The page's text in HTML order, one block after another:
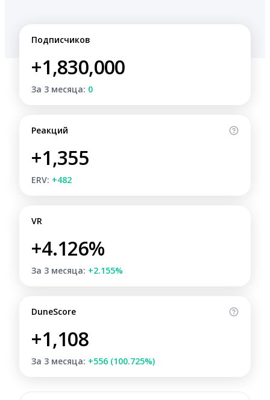
Подписчиков
+1,830,000
За 3 месяца: 0
Реакций
+1,355
ERV: +482
VR
+4.126%
За 3 месяца: +2.155%
DuneScore
+1,108
За 3 месяца: +556 (100.725%)